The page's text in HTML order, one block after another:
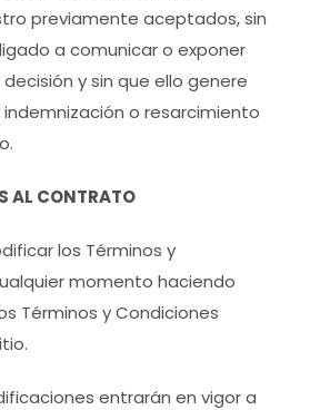
previamente aceptados, sin
a comunicar o exponer
y sin que ello genere
o resarcimiento
AL CONTRATO
los Términos y
momento haciendo
Términos y Condiciones
entrarán en vigor a